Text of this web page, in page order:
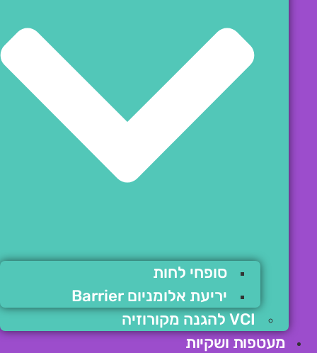
סופחי לחות
יריעת אלומניום Barrier
VCI להגנה מקורוזיה
מעטפות ושקיות